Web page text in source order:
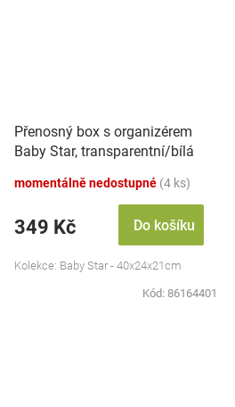
Přenosný box s organizérem
Baby Star, transparentní/bílá
momentálně nedostupné (4 ks)
349 Kč Do košíku
Kolekce: Baby Star - 40x24x21cm
Kód: 86164401